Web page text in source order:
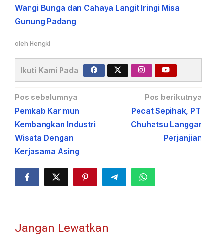
Wangi Bunga dan Cahaya Langit Iringi Misa
Gunung Padang
oleh Hengki
Ikuti Kami Pada
Navigasi
pos
Pos sebelumnya
Pemkab Karimun
Kembangkan Industri
Wisata Dengan
Kerjasama Asing
Pos berikutnya
Pecat Sepihak, PT.
Chuhatsu Langgar
Perjanjian
Jangan Lewatkan